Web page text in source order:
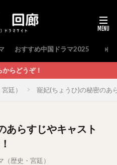
おすすめ中国ドラマ2025
廷） 寵妃(ちょうひ)の秘密のあ
あらすじやキャスト
（歴史・宮廷）